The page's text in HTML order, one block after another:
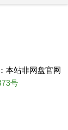
本站非网盘官网
号